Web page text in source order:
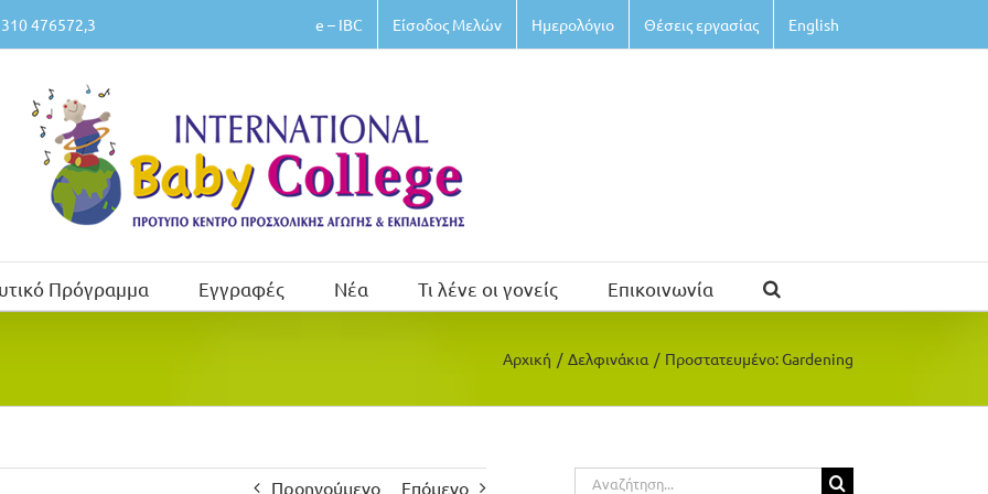
476572,3 e – IBC Είσοδος Μελών Ημερολόγιο Θέσεις εργασίας English
Πρόγραμμα Εγγραφές Νέα Τι λένε οι γονείς Επικοινωνία
Αρχική / Δελφινάκια / Πρoστατευμένο: Gardening
Προηγούμενο Επόμενο
Αναζήτηση